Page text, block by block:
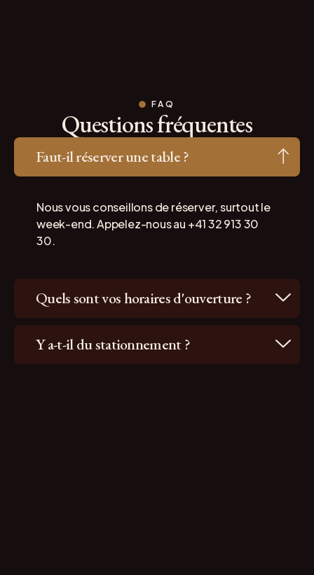
FAQ
Questions fréquentes
Faut-il réserver une table ?
Nous vous conseillons de réserver, surtout le
week-end. Appelez-nous au +41 32 913 30
30.
Quels sont vos horaires d'ouverture ?
Y a-t-il du stationnement ?